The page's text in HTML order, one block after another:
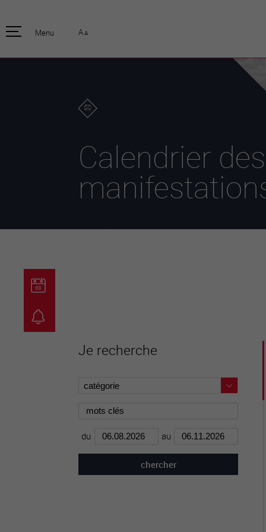
Enfants et écoliers
Formation
environnement
Informations parcelles
Guichet virtuel
Annuaire communal
Emplois
Organisation
communale
Programme de
législature
Stratégies
Jumelage
Menu A A
Calendrier des
Je recherche
du au